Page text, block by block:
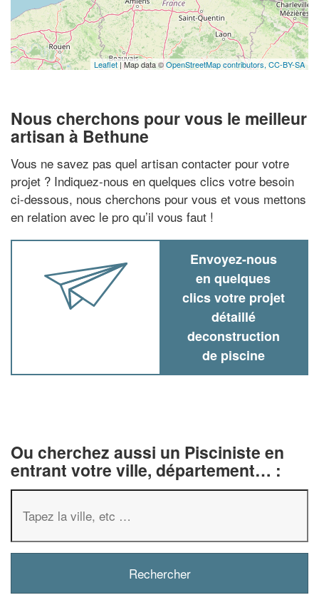
Leaflet| Map data ©OpenStreetMap contributors, CC-BY-SA
Nous cherchons pour vous le meilleur
artisan à Bethune
Vous ne savez pas quel artisan contacter pour votre
projet ? Indiquez-nous en quelques clics votre besoin
ci-dessous, nous cherchons pour vous et vous mettons
en relation avec le pro qu’il vous faut !
Envoyez-nous
en quelques
clics votre projet
détaillé
deconstruction
de piscine
Ou cherchez aussi un Pisciniste en
entrant votre ville, département… :